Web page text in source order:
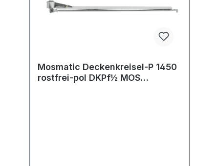
Mosmatic Deckenkreisel-P 1450
rostfrei-pol DKPf½ MOS